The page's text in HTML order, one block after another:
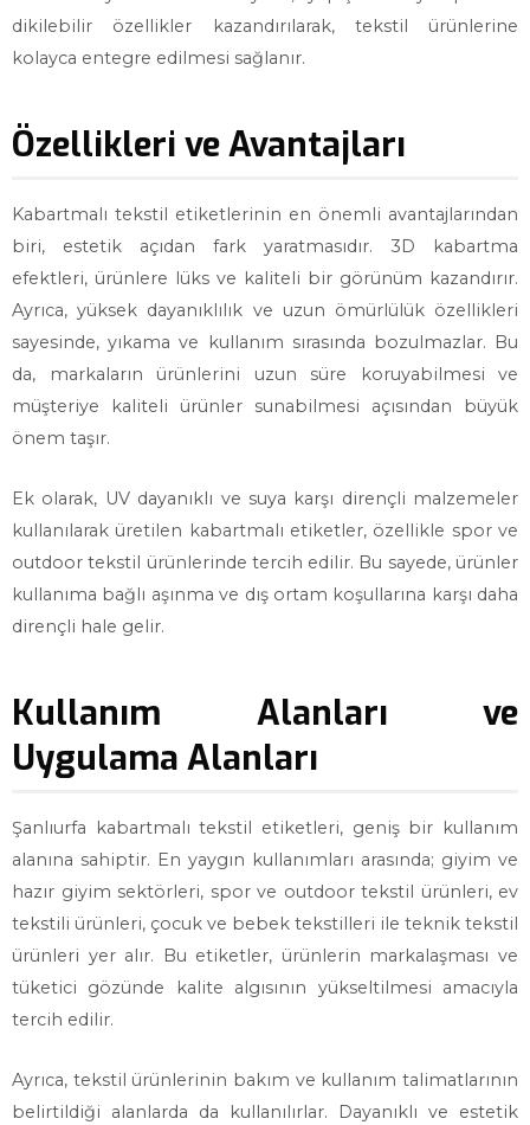
dikilebilir özellikler kazandırılarak, tekstil ürünlerine
kolayca entegre edilmesi sağlanır.
Özellikleri ve Avantajları
Kabartmalı tekstil etiketlerinin en önemli avantajlarından
biri, estetik açıdan fark yaratmasıdır. 3D kabartma
efektleri, ürünlere lüks ve kaliteli bir görünüm kazandırır.
Ayrıca, yüksek dayanıklılık ve uzun ömürlülük özellikleri
sayesinde, yıkama ve kullanım sırasında bozulmazlar. Bu
da, markaların ürünlerini uzun süre koruyabilmesi ve
müşteriye kaliteli ürünler sunabilmesi açısından büyük
önem taşır.
Ek olarak, UV dayanıklı ve suya karşı dirençli malzemeler
kullanılarak üretilen kabartmalı etiketler, özellikle spor ve
outdoor tekstil ürünlerinde tercih edilir. Bu sayede, ürünler
kullanıma bağlı aşınma ve dış ortam koşullarına karşı daha
dirençli hale gelir.
Kullanım Alanları ve
Uygulama Alanları
Şanlıurfa kabartmalı tekstil etiketleri, geniş bir kullanım
alanına sahiptir. En yaygın kullanımları arasında; giyim ve
hazır giyim sektörleri, spor ve outdoor tekstil ürünleri, ev
tekstili ürünleri, çocuk ve bebek tekstilleri ile teknik tekstil
ürünleri yer alır. Bu etiketler, ürünlerin markalaşması ve
tüketici gözünde kalite algısının yükseltilmesi amacıyla
tercih edilir.
Ayrıca, tekstil ürünlerinin bakım ve kullanım talimatlarının
belirtildiği alanlarda da kullanılırlar. Dayanıklı ve estetik